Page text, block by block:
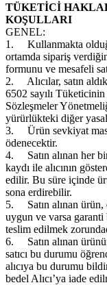
TÜKETİCİ
KOŞULLARI
GENEL:
1.
Kullanmakta
ortamda sipariş
formunu ve mesafeli
2.
Alıcılar, satın
6502 sayılı
Sözleşmeler
yürürlükteki diğer
3.
Ürün sevkiyat
ödenecektir.
4.
Satın alınan her
kaydı ile alıcının
edilir. Bu süre içinde
sona erdirebilir.
5.
Satın alınan
uygun ve varsa
teslim edilmek
6.
Satın alınan
satıcı bu durumu
alıcıya bu durumu
bedel Alıcı’ya iade